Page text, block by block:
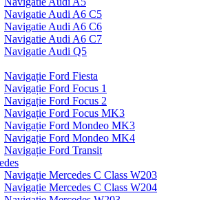
Navigatie Audi A6 C5
Navigatie Audi A6 C6
Navigatie Audi A6 C7
Navigatie Audi Q5
Navigație Ford Fiesta
Navigație Ford Focus 1
Navigație Ford Focus 2
Navigație Ford Focus MK3
Navigație Ford Mondeo MK3
Navigație Ford Mondeo MK4
Navigație Ford Transit
Navigație Mercedes C Class W203
Navigație Mercedes C Class W204